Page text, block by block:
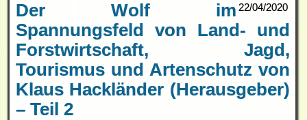
22/04/2020
Der Wolf im
Spannungsfeld von Land- und
Forstwirtschaft, Jagd,
Tourismus und Artenschutz von
Klaus Hackländer (Herausgeber)
– Teil 2